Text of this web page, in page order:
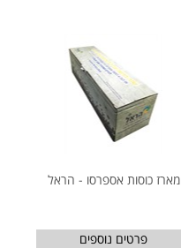
מארז כוסות אספרסו - הראל
פרטים נוספים